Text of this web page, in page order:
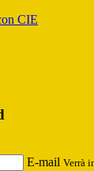
CIE
E-mail Verrà